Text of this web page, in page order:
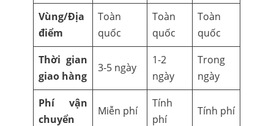
Vùng/Địa
điểm
Toàn
quốc
Toàn
quốc
Toàn
quốc
Thời gian
giao hàng
3-5 ngày
1-2
ngày
Trong
ngày
Phí vận
chuyển
Miễn phí
Tính
phí
Tính phí